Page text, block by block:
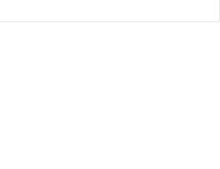
う意味ではない。白い半袖シャ…